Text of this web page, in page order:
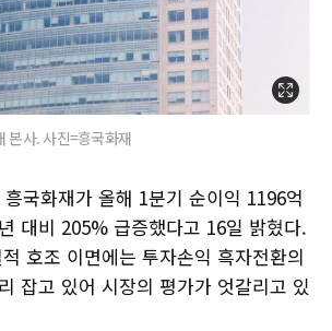
본사. 사진=흥국화재
국화재가 올해 1분기 순이익 1196억
대비 205% 급증했다고 16일 밝혔다.
호조 이면에는 투자손익 흑자전환의
잡고 있어 시장의 평가가 엇갈리고 있